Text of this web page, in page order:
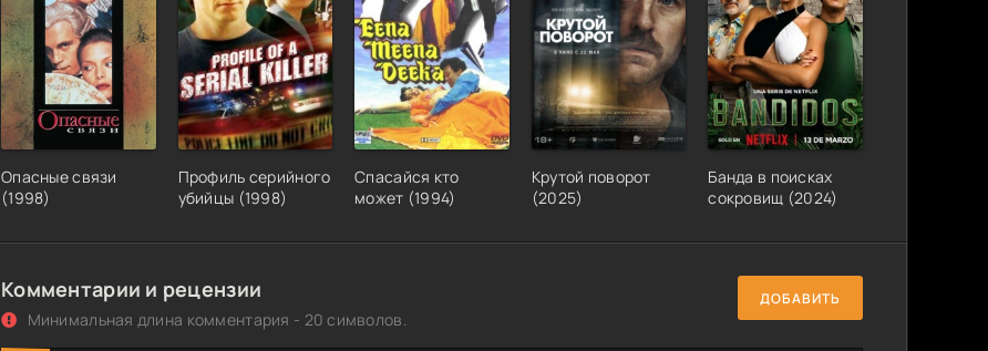
Опасные связи
(1998)
Профиль серийного
убийцы (1998)
Спасайся кто
может (1994)
Крутой поворот
(2025)
Банда в поисках
сокровищ (2024)
Комментарии и рецензии
Минимальная длина комментария - 20 символов.
ДОБАВИТЬ